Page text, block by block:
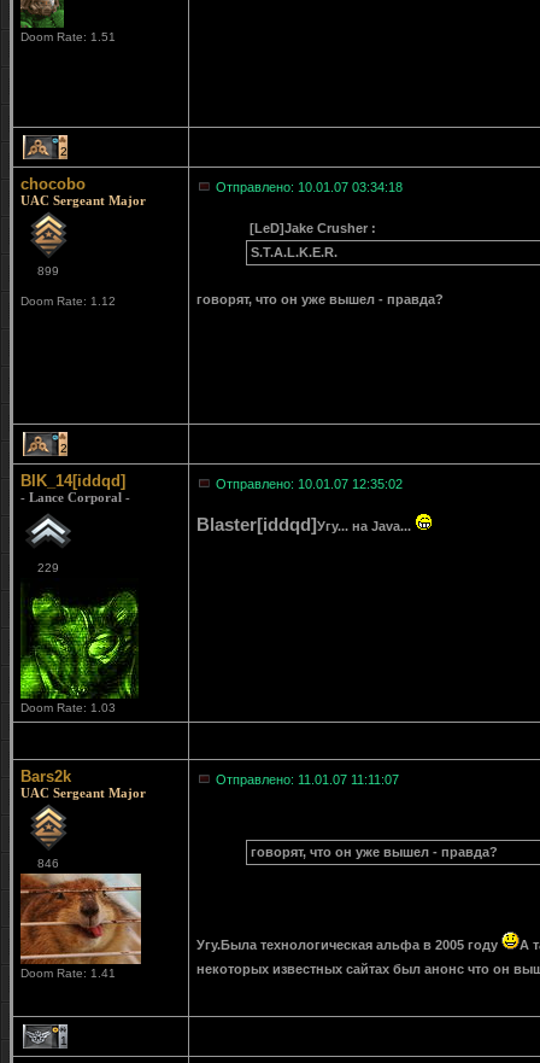
Doom Rate: 1.51
2
chocobo
UAC Sergeant Major
899
Doom Rate: 1.12
Отправлено: 10.01.07 03:34:18
[LeD]Jake Crusher :
S.T.A.L.K.E.R.
говорят, что он уже вышел - правда?
2
BIK_14[iddqd]
- Lance Corporal -
229
Doom Rate: 1.03
Отправлено: 10.01.07 12:35:02
Blaster[iddqd]Угу... на Java...
Bars2k
UAC Sergeant Major
846
Doom Rate: 1.41
Отправлено: 11.01.07 11:11:07
говорят, что он уже вышел - правда?
Угу.Была технологическая альфа в 2005 году
А
некоторых известных сайтах был анонс что он
1